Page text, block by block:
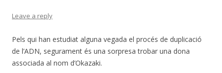
Leave a reply
Pels qui han estudiat alguna vegada el procés de duplicació
de l’ADN, segurament és una sorpresa trobar una dona
associada al nom d’Okazaki.